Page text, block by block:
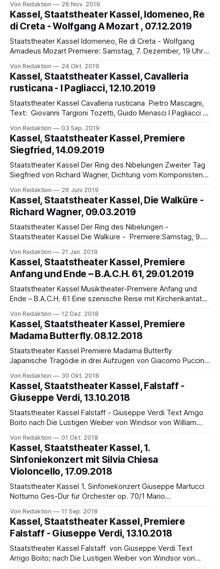
(19 Uhr), 29.12. (18 Uhr), Soiree und Kostprobe: Donnerstag,
28. November, 18 Uhr Mozart hegte eine besondere
Vorliebe für Idomeneo, und zweifellos
Von Redaktion 26 Nov. 2019
Kassel, Staatstheater Kassel, Idomeneo, Re
di Creta - Wolfgang A Mozart , 07.12.2019
Staatstheater Kassel Idomeneo, Re di Creta - Wolfgang
Amadeus Mozart Premiere: Samstag, 7. Dezember, 19 Uhr,
(19 Uhr), 29.12. (18 Uhr) Der kretische König Idomeneo kehrt
nach jahrelangem Krieg in Troja siegreich in die Heimat
zurück. Als er
Von Redaktion 24 Okt. 2019
Kassel, Staatstheater Kassel, Cavalleria
rusticana - I Pagliacci, 12.10.2019
Staatstheater Kassel Cavalleria rusticana Pietro Mascagni,
Text: Giovanni Targioni Tozetti, Guido Menasci I Pagliacci -
Oktober, 19.30 Uhr, weitere Vorstellungen: 16.10, 25.10.,
30.10., 02.11., 17.11. (16 Uhr), 22.11., 24.11.2019 (18 Uhr)
Manchmal genügt ein einziges
Von Redaktion 03 Sep. 2019
Kassel, Staatstheater Kassel, Premiere
Siegfried, 14.09.2019
Staatstheater Kassel Der Ring des Nibelungen Zweiter Tag
Siegfried von Richard Wagner, Dichtung vom Komponisten
OpernhausWeitere Vorstellungen in der Spielzeit 2019/20:
21. und 28. September sowie 5. und 26. Oktober
Musikalische Leitung: Francesco Angelico, Inszenierung:
Markus Dietz, Bühne: Ines Nadler, Kostüme: Henrike
Bromber,
Von Redaktion 26 Juni 2019
Kassel, Staatstheater Kassel, Die Walküre -
Richard Wagner, 09.03.2019
Staatstheater Kassel Der Ring des Nibelungen -
Staatstheater Kassel Die Walküre - Premiere:Samstag, 9.
März, 23. März, 31. März, 13. April und 28. April 2019 Das
Staatstheater Kassel ist mit dem Rheingold fulminant in
Richard Wagners Ring des Nibelungen gestartet – und man
darf
Von Redaktion 21 Jan. 2019
Kassel, Staatstheater Kassel, Premiere
Anfang und Ende – B.A.C.H. 61, 29.01.2019
Staatstheater Kassel Musiktheater-Premiere Anfang und
Ende – B.A.C.H. 61 Eine szenische Reise mit Kirchenkantaten
Cembalo: Jörg Halubek, Inszenierung und Choreografie
sowie Bühne: Aniara Amos, Kostüme: Sarah Julia Rolke,
Videorealisation: Thomas Zipf, Dramaturgie: Ursula Benzing,
Choreinstudierung: Marco Zeiser Celesti Mit
Von Redaktion 12 Dez. 2018
Kassel, Staatstheater Kassel, Premiere
Madama Butterfly. 08.12.2018
Staatstheater Kassel Premiere Madama Butterfly
Japanische Tragödie in drei Aufzügen von Giacomo Puccini
Schauspiel von David Belasco In italienischer Sprache mit
deutschen Übertiteln Musikalische Leitung: Joakim Unander,
Inszenierung: Jan-Richard Kehl nach einer Idee von Lorenzo
Fioroni, Bühne: Ralf Käselau, Kostüme: Annette
Von Redaktion 30 Okt. 2018
Kassel, Staatstheater Kassel, Falstaff -
Giuseppe Verdi, 13.10.2018
Staatstheater Kassel Falstaff - Giuseppe Verdi Text Arrigo
Boito nach Die Lustigen Weiber von Windsor von William
Kostprobe: Freitag, 5. Oktober, 19 Uhr, Opernhaus (18.45
Uhr Einführung) weitere Vorstellungen: 20.10., 24.10., 28.10.
(18 Uhr), 3.11., 8.11., 11.
Von Redaktion 01 Okt. 2018
Kassel, Staatstheater Kassel, 1.
Sinfoniekonzert mit Silvia Chiesa
Violoncello, 17.09.2018
Staatstheater Kassel 1. Sinfoniekonzert Giuseppe Martucci
Notturno Ges-Dur für Orchester op. 70/1 Mario
Orchester – Deutsche Erstaufführung Peter Iljitsch
Tschaikowsky Sinfonie Nr. 5 e-Moll op. 64 Solistin: Silvia
Chiesa (Violoncello), Dirigent: Francesco Angelico Montag,
17. September, 20 Uhr, Stadthalle (19.15 Uhr
Von Redaktion 11 Sep. 2018
Kassel, Staatstheater Kassel, Premiere
Falstaff - Giuseppe Verdi, 13.10.2018
Staatstheater Kassel Falstaff von Giuseppe Verdi Text
Arrigo Boito; nach Die Lustigen Weiber von Windsor von